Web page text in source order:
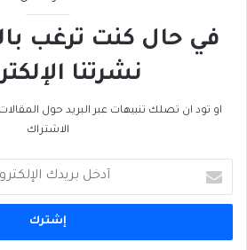
في حال كنت ترغب
نشرتنا
او تود ان تصلك تنبيهات عبر البريد حول
الاشتراك
بريدك
الإلكتروني